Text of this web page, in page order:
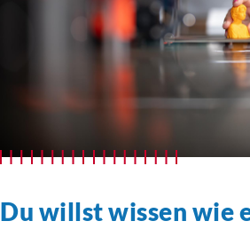
Du willst wissen wie